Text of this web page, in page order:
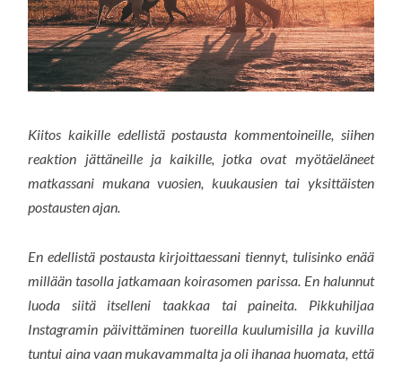
Kiitos kaikille edellistä postausta kommentoineille, siihen
reaktion jättäneille ja kaikille, jotka ovat myötäeläneet
matkassani mukana vuosien, kuukausien tai yksittäisten
postausten ajan.
En edellistä postausta kirjoittaessani tiennyt, tulisinko enää
millään tasolla jatkamaan koirasomen parissa. En halunnut
luoda siitä itselleni taakkaa tai paineita. Pikkuhiljaa
Instagramin päivittäminen tuoreilla kuulumisilla ja kuvilla
tuntui aina vaan mukavammalta ja oli ihanaa huomata, että